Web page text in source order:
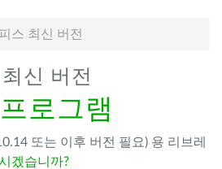
스 최신 버전
신 버전
로그램
또는 이후 버전 필요) 용 리브레
겠습니까?